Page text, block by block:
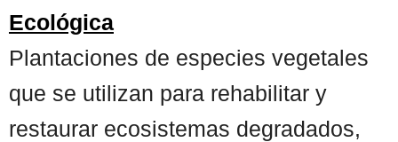
Ecológica
Plantaciones de especies vegetales
que se utilizan para rehabilitar y
restaurar ecosistemas degradados,